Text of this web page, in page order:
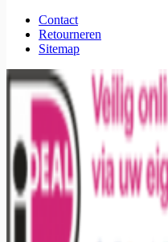
Contact
Retourneren
Sitemap